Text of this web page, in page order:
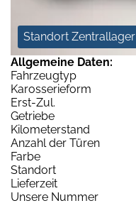
Standort Zentrallager
Allgemeine Daten:
Fahrzeugtyp
Karosserieform
Erst-Zul.
Getriebe
Kilometerstand
Anzahl der Türen
Farbe
Standort
Lieferzeit
Unsere Nummer